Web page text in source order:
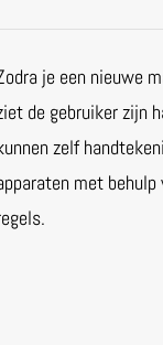
je een nieuwe
de gebruiker zijn
zelf
met behulp